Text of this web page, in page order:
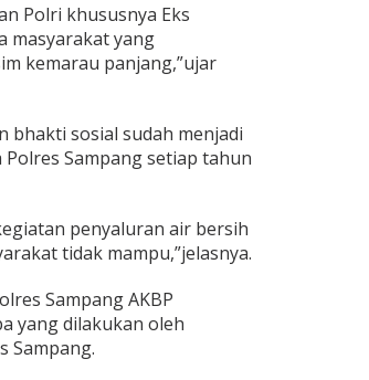
Polri khususnya Eks
masyarakat yang
kemarau panjang,”ujar
bhakti sosial sudah menjadi
Sampang setiap tahun
penyaluran air bersih
tidak mampu,”jelasnya.
Sampang AKBP
yang dilakukan oleh
Sampang.
dan Kondusif
Di Politik | 29/11/2024